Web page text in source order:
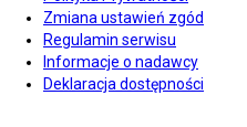
Zmiana ustawień zgód
Regulamin serwisu
Informacje o nadawcy
Deklaracja dostępności